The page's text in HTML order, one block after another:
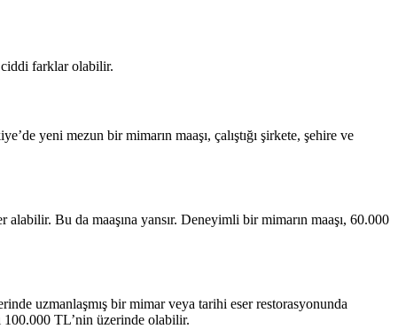
ciddi farklar olabilir.
yeni mezun bir mimarın maaşı, çalıştığı şirkete, şehire ve
Bu da maaşına yansır. Deneyimli bir mimarın maaşı, 60.000
uzmanlaşmış bir mimar veya tarihi eser restorasyonunda
100.000 TL’nin üzerinde olabilir.